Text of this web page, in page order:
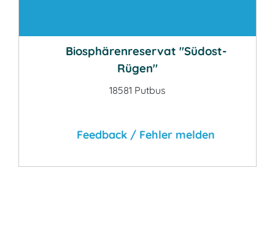
Biosphärenreservat "Südost-
Rügen"
18581 Putbus
Feedback / Fehler melden